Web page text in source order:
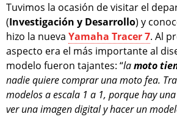
Tuvimos la ocasión de visitar el
(Investigación y Desarrollo) y
hizo la nueva Yamaha Tracer 7. Al
aspecto era el más importante al
modelo fueron tajantes: “lamoto
nadie quiere comprar una moto fea.
modelos a escala 1 a 1, porque hay
ver una imagen digital y hacer un